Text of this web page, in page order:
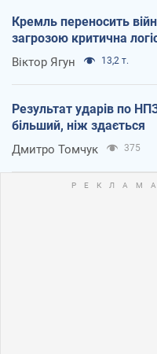
Кремль переносить
загрозою критична
Віктор Ягун 13,2 т.
Результат ударів по
більший, ніж здається
Дмитро Томчук 375